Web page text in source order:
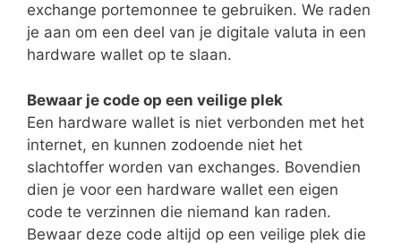
exchange portemonnee te gebruiken. We raden
je aan om een deel van je digitale valuta in een
hardware wallet op te slaan.
Bewaar je code op een veilige plek
Een hardware wallet is niet verbonden met het
internet, en kunnen zodoende niet het
slachtoffer worden van exchanges. Bovendien
dien je voor een hardware wallet een eigen
code te verzinnen die niemand kan raden.
Bewaar deze code altijd op een veilige plek die